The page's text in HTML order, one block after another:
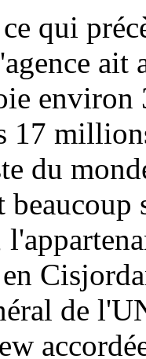
qui
ait
environ
17
du
beaucoup
de